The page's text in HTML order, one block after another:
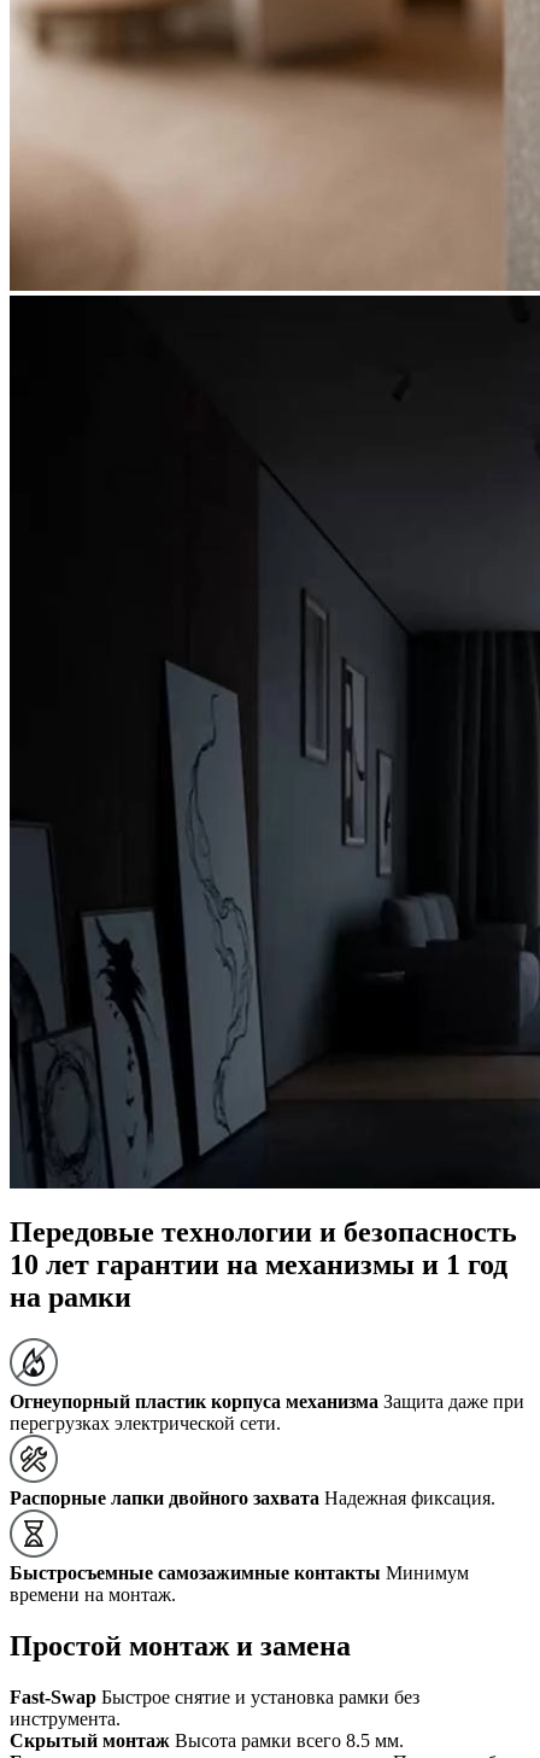
Передовые технологии и безопасность
10 лет гарантии на механизмы и 1 год
на рамки
Огнеупорный пластик корпуса механизма Защита даже при
перегрузках электрической сети.
Распорные лапки двойного захвата Надежная фиксация.
Быстросъемные самозажимные контакты Минимум
времени на монтаж.
Простой монтаж и замена
Fast-Swap Быстрое снятие и установка рамки без
инструмента.
Скрытый монтаж Высота рамки всего 8.5 мм.